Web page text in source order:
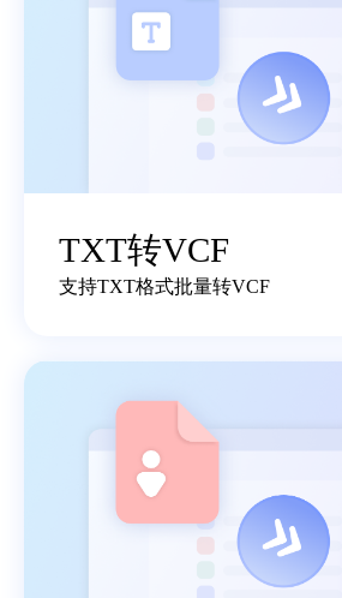
TXT转VCF
支持TXT格式批量转VCF